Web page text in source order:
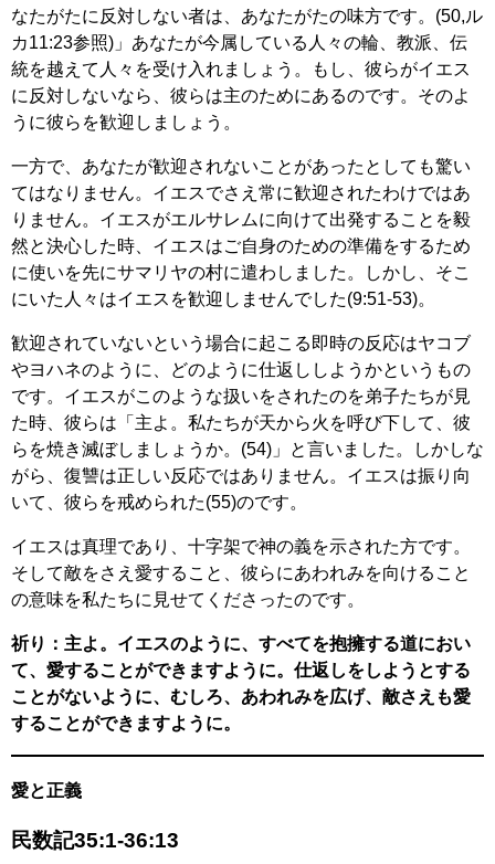
なたがたに反対しない者は、あなたがたの味方です。(50,ル
カ11:23参照)」あなたが今属している人々の輪、教派、伝
統を越えて人々を受け入れましょう。もし、彼らがイエス
に反対しないなら、彼らは主のためにあるのです。そのよ
うに彼らを歓迎しましょう。
一方で、あなたが歓迎されないことがあったとしても驚い
てはなりません。イエスでさえ常に歓迎されたわけではあ
りません。イエスがエルサレムに向けて出発することを毅
然と決心した時、イエスはご自身のための準備をするため
に使いを先にサマリヤの村に遣わしました。しかし、そこ
にいた人々はイエスを歓迎しませんでした(9:51-53)。
歓迎されていないという場合に起こる即時の反応はヤコブ
やヨハネのように、どのように仕返ししようかというもの
です。イエスがこのような扱いをされたのを弟子たちが見
た時、彼らは「主よ。私たちが天から火を呼び下して、彼
らを焼き滅ぼしましょうか。(54)」と言いました。しかしな
がら、復讐は正しい反応ではありません。イエスは振り向
いて、彼らを戒められた(55)のです。
イエスは真理であり、十字架で神の義を示された方です。
そして敵をさえ愛すること、彼らにあわれみを向けること
の意味を私たちに見せてくださったのです。
祈り：主よ。イエスのように、すべてを抱擁する道におい
て、愛することができますように。仕返しをしようとする
ことがないように、むしろ、あわれみを広げ、敵さえも愛
することができますように。
愛と正義
民数記35:1-36:13